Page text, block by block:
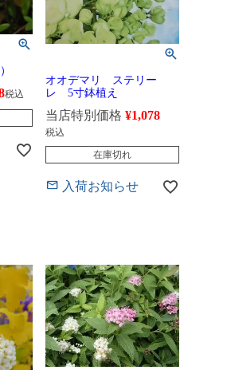
税込
オオデマリ ステリー
レ 5寸鉢植え
当店特別価格 ¥1,078
税込
在庫切れ
入荷お知らせ